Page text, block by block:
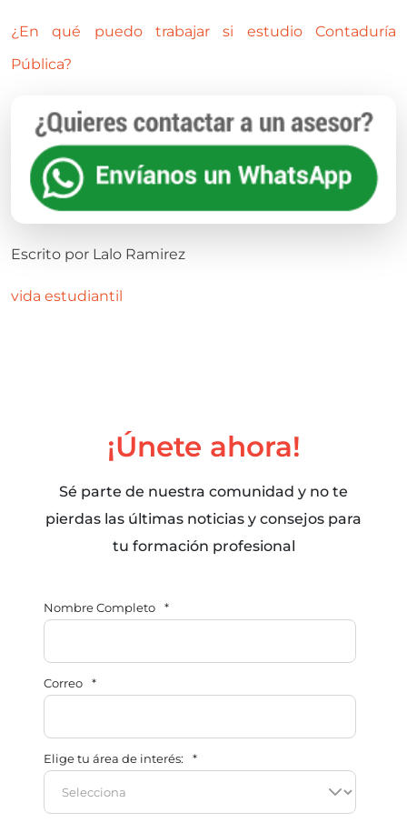
¿En qué puedo trabajar si estudio Contaduría
Pública?
Escrito por Lalo Ramirez
vida estudiantil
¡Únete ahora!
Sé parte de nuestra comunidad y no te
pierdas las últimas noticias y consejos para
tu formación profesional
Nombre Completo *
Correo *
Elige tu área de interés: *